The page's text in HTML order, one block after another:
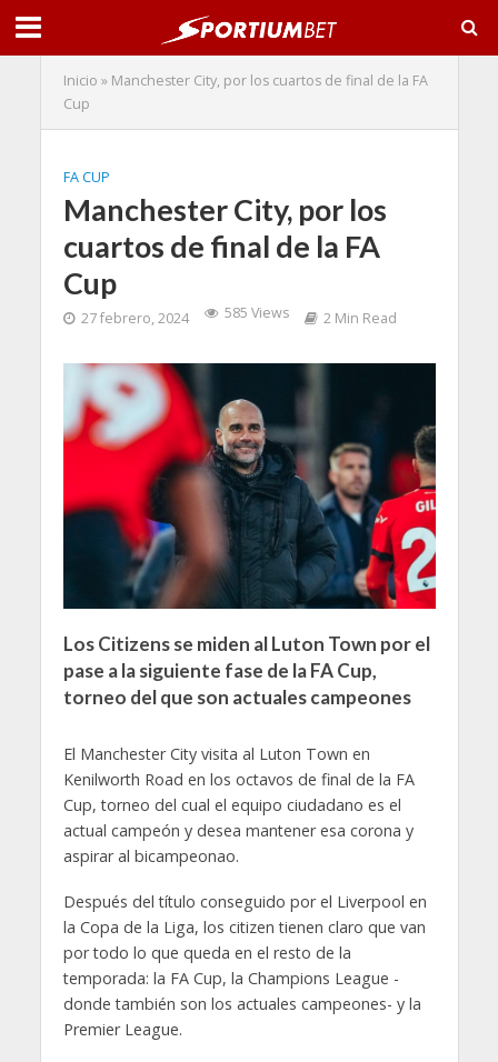
Inicio » Manchester City, por los cuartos de final de la FA
Cup
FA CUP
Manchester City, por los
cuartos de final de la FA
Cup
27 febrero, 2024 585 Views 2 Min Read
Los Citizens se miden al Luton Town por el
pase a la siguiente fase de la FA Cup,
torneo del que son actuales campeones
El Manchester City visita al Luton Town en
Kenilworth Road en los octavos de final de la FA
Cup, torneo del cual el equipo ciudadano es el
actual campeón y desea mantener esa corona y
aspirar al bicampeonao.
Después del título conseguido por el Liverpool en
la Copa de la Liga, los citizen tienen claro que van
por todo lo que queda en el resto de la
temporada: la FA Cup, la Champions League -
donde también son los actuales campeones- y la
Premier League.